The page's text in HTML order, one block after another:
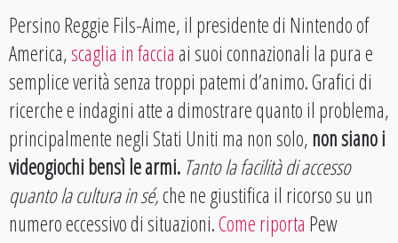
Persino Reggie Fils-Aime, il presidente di Nintendo of
America,scaglia in faccia ai suoi connazionali la pura e
semplice verità senza troppi patemi d’animo. Grafici di
ricerche e indagini atte a dimostrare quanto il problema,
principalmente negli Stati Uniti ma non solo,non siano i
videogiochi bensì le armi. Tanto la facilità di accesso
quanto la cultura in sé,che ne giustifica il ricorso su un
numero eccessivo di situazioni.Come riporta Pew